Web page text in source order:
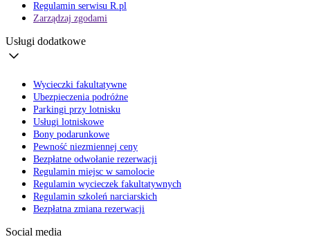
Regulamin serwisu R.pl
Zarządzaj zgodami
Usługi dodatkowe
Wycieczki fakultatywne
Ubezpieczenia podróżne
Parkingi przy lotnisku
Usługi lotniskowe
Bony podarunkowe
Pewność niezmiennej ceny
Bezpłatne odwołanie rezerwacji
Regulamin miejsc w samolocie
Regulamin wycieczek fakultatywnych
Regulamin szkoleń narciarskich
Bezpłatna zmiana rezerwacji
Social media